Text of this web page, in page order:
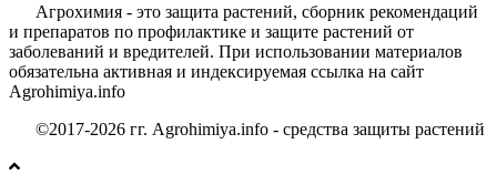
Агрохимия - это защита растений, сборник рекомендаций
и препаратов по профилактике и защите растений от
заболеваний и вредителей. При использовании материалов
обязательна активная и индексируемая ссылка на сайт
Agrohimiya.info
©2017-2026 гг. Agrohimiya.info - средства защиты растений